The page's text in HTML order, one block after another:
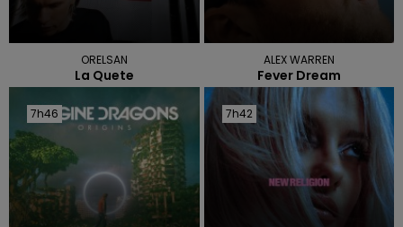
ORELSAN
La Quete
ALEX WARREN
Fever Dream
7h46
7h46 7h42
7h42